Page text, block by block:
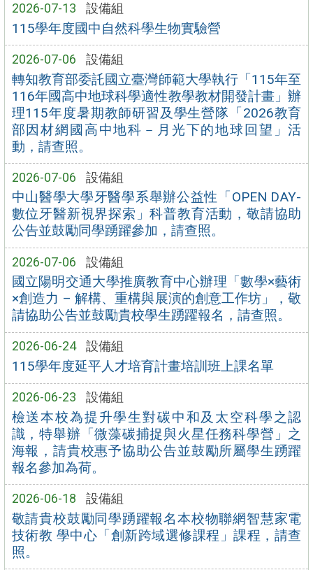
2026-07-13 設備組
115學年度國中自然科學生物實驗營
2026-07-06 設備組
轉知教育部委託國立臺灣師範大學執行「115年至
116年國高中地球科學適性教學教材開發計畫」辦
理115年度暑期教師研習及學生營隊「2026教育
部因材網國高中地科－月光下的地球回望」活
動，請查照。
2026-07-06 設備組
中山醫學大學牙醫學系舉辦公益性「OPEN DAY-
數位牙醫新視界探索」科普教育活動，敬請協助
公告並鼓勵同學踴躍參加，請查照。
2026-07-06 設備組
國立陽明交通大學推廣教育中心辦理「數學×藝術
×創造力 – 解構、重構與展演的創意工作坊」，敬
請協助公告並鼓勵貴校學生踴躍報名，請查照。
2026-06-24 設備組
115學年度延平人才培育計畫培訓班上課名單
2026-06-23 設備組
檢送本校為提升學生對碳中和及太空科學之認
識，特舉辦「微藻碳捕捉與火星任務科學營」之
海報，請貴校惠予協助公告並鼓勵所屬學生踴躍
報名參加為荷。
2026-06-18 設備組
敬請貴校鼓勵同學踴躍報名本校物聯網智慧家電
技術教 學中心「創新跨域選修課程」課程，請查
照。